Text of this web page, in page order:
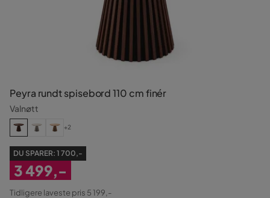
Peyra rundt spisebord 110 cm finér
Valnøtt
+2
DU SPARER: 1 700,-
Nedsatt
3 499,-
Tidligere laveste pris 5 199,-